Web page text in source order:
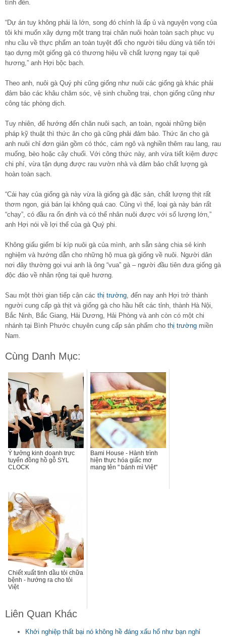
tính đến.
“Dự án tuy không phải là lớn, song đó chính là ấp ủ và nguyện vọng của
tôi khi muốn xây dựng một trang trại chăn nuôi hoàn toàn sạch phục vụ
nhu cầu về thực phẩm an toàn tuyệt đối cho người tiêu dùng và tiến tới
tạo dựng một giống gà có thương hiệu về chất lượng ngay tại quê
hương,” anh Hợi bộc bạch.
Theo anh, nuôi gà Quý phi cũng giống như nuôi các giống gà khác phải
đảm bảo các khâu chăm sóc, vệ sinh chuồng trại, chọn giống cũng như
công tác phòng dịch.
Tuy nhiên, để hướng đến chăn nuôi sạch, an toàn, ngoài những biện
pháp kỹ thuật thì thức ăn cho gà cũng phải đảm bảo. Thức ăn cho gà
anh nuôi chỉ đơn giản gồm có thóc, cám ngô và nghiền thêm rau lang, rau
muống, bèo hoặc cây chuối. Với công thức này, anh vừa tiết kiệm được
chi phí, vừa tận dụng được rau vườn nhà và đảm bảo chất lượng gà
hoàn toàn sạch.
“Cái hay của giống gà này vừa là giống gà đặc sản, chất lượng thịt rất
thơm ngon, giá bán lại không quá cao. Cũng vì thế, loại gà này bán rất
“chạy”, có đầu ra ổn định và có thể nhân nuôi được với số lượng lớn,”
anh Hợi nói về lợi thế của gà Quý phi.
Không giấu giếm bí kíp nuôi gà của mình, anh sẵn sàng chia sẻ kinh
nghiệm và hướng dẫn cho những hộ mua gà giống về nuôi. Người dân
nơi đây thường gọi vui anh là ông “vua” gà – người đầu tiên đưa giống gà
độc đáo về nhân rộng tại quê hương.
Sau một thời gian tiếp cận các thị trường, đến nay anh Hợi trở thành
người cung cấp gà thịt và giống gà cho hầu hết các tỉnh, thành Hà Nội,
Bắc Ninh, Bắc Giang, Hải Dương, Hải Phòng và anh còn có một chi
nhánh tại Bình Phước chuyên cung cấp sản phẩm cho thị trường miền
Nam.
Cùng Danh Mục:
Ý tưởng kinh doanh trực
tuyến đồng hồ gỗ SYL
CLOCK
Bami House - Hành trình
hiện thực hóa giấc mơ
mang tên " bánh mì Việt"
Chiết xuất tinh dầu tỏi chữa
bệnh - hướng ra cho tỏi
Việt
Liên Quan Khác
Khởi nghiệp thất bại nó không hề đáng xấu hổ như bạn nghỉ